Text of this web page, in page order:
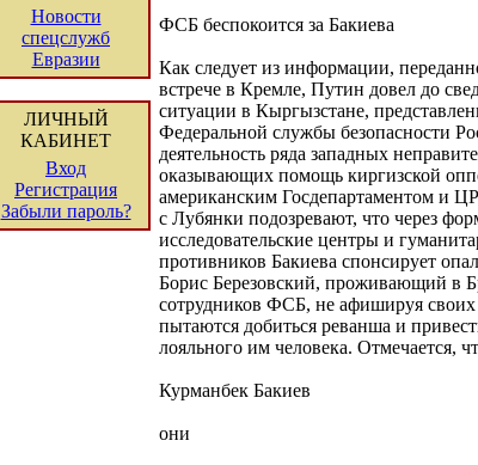
Новости
спецслужб
Евразии
ЛИЧНЫЙ
КАБИНЕТ
Вход
Регистрация
Забыли пароль?
ФСБ беспокоится за Бакиева
Как следует из информации,
встрече в Кремле, Путин довел до
ситуации в Кыргызстане,
Федеральной службы безопасности
деятельность ряда западных
оказывающих помощь киргизской
американским Госдепартаментом и
с Лубянки подозревают, что через
исследовательские центры и
противников Бакиева спонсирует
Борис Березовский, проживающий в
сотрудников ФСБ, не афишируя
пытаются добиться реванша и
лояльного им человека. Отмечается,
Курманбек Бакиев
они